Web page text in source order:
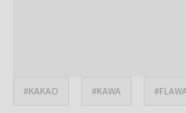
#KAKAO #KAWA